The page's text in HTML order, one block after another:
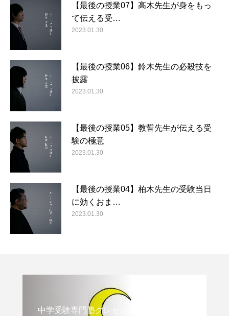
【最後の授業07】高木先生が身をもっ
て伝える受…
2023.01.30
【最後の授業06】鈴木先生の必殺技を
披露
2023.01.30
【最後の授業05】教誓先生が伝える受
験の極意
2023.01.30
【最後の授業04】柏木先生の受験当日
に効くおま…
2023.01.30
中学受験専門塾クレセント